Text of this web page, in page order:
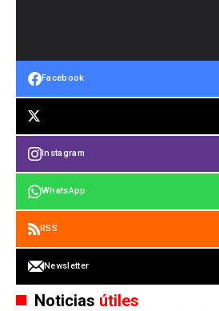
Facebook
Instagram
WhatsApp
RSS
Newsletter
Noticias útiles